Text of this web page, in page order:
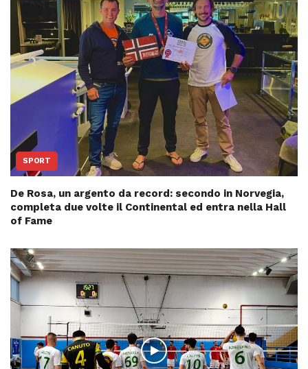
SPORT
De Rosa, un argento da record: secondo in Norvegia,
completa due volte il Continental ed entra nella Hall
of Fame